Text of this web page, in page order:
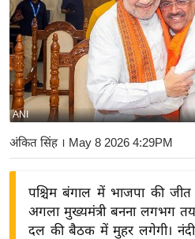
अं
त
र्रा
ष्ट्री
य
बि
ज़
ने
द्यो
ANI
अंकित सिंह। May 8 2026 4:29PM
पश्चिम बंगाल में भाजपा की
अगला मुख्यमंत्री बनना लगभग
दल की बैठक में मुहर लगेगी।